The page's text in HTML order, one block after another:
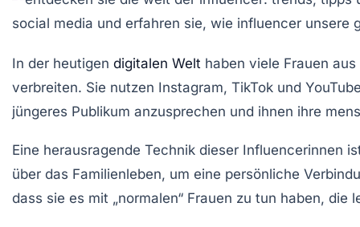
In der heutigen digitalen Welt haben viele Frauen
verbreiten. Sie nutzen Instagram, TikTok und
jüngeres Publikum anzusprechen und ihnen ihre
Eine herausragende Technik dieser Influencerinnen
über das Familienleben, um eine persönliche
dass sie es mit „normalen“ Frauen zu tun haben, die